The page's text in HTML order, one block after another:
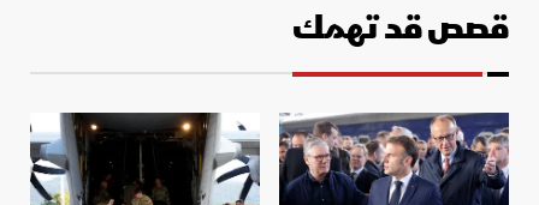
قصص قد تهمك